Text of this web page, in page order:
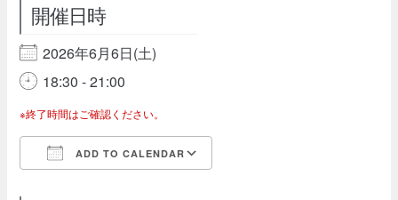
開催日時
2026年6月6日(土)
18:30 - 21:00
※終了時間はご確認ください。
ADD TO CALENDAR